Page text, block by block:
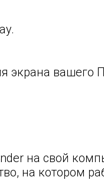
экрана вашего
на свой
на котором